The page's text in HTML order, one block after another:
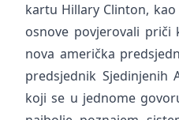
kartu Hillary Clinton,
osnove povjerovali
nova američka
predsjednik Sjedinjenih
koji se u jednome